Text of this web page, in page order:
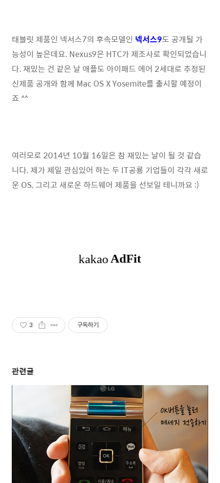
태블릿 제품인 넥서스7의 후속모델인 넥서스9도 공개될 가
능성이 높은데요. Nexus9은 HTC가 제조사로 확인되었습니
다. 재밌는 건 같은 날 애플도 아이패드 에어 2세대로 추정된
신제품 공개와 함께 Mac OS X Yosemite를 출시할 예정이
죠 ^^
여러모로 2014년 10월 16일은 참 재밌는 날이 될 것 같습
니다. 제가 제일 관심있어 하는 두 IT공룡 기업들이 각각 새로
운 OS, 그리고 새로운 하드웨어 제품을 선보일 테니까요 :)
3 구독하기
관련글